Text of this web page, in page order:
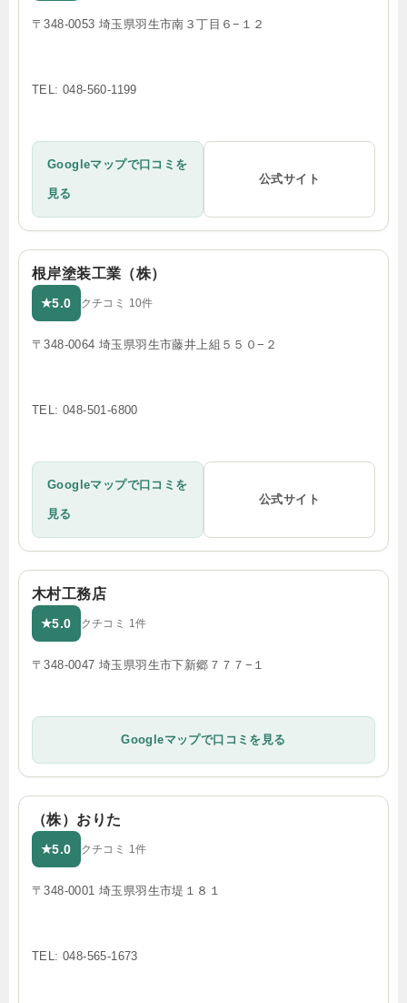
〒348-0053 埼玉県羽生市南３丁目６−１２
TEL: 048-560-1199
Googleマップで口コミを
見る
公式サイト
根岸塗装工業（株）
★5.0 クチコミ 10件
〒348-0064 埼玉県羽生市藤井上組５５０−２
TEL: 048-501-6800
Googleマップで口コミを
見る
公式サイト
木村工務店
★5.0 クチコミ 1件
〒348-0047 埼玉県羽生市下新郷７７７−１
Googleマップで口コミを見る
（株）おりた
★5.0 クチコミ 1件
〒348-0001 埼玉県羽生市堤１８１
TEL: 048-565-1673